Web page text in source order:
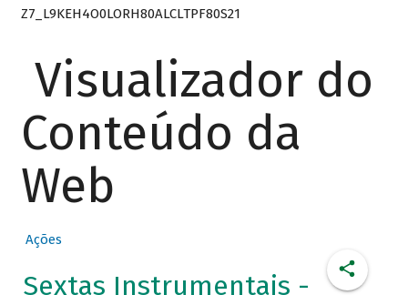
Z7_L9KEH4O0LORH80ALCLTPF80S21
Visualizador do
Conteúdo da
Web
Ações
Sextas Instrumentais -